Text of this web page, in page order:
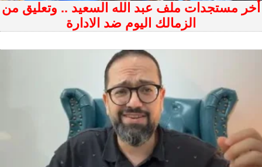
أخر مستجدات ملف عبد الله السعيد .. وتعليق من
الزمالك اليوم ضد الادارة